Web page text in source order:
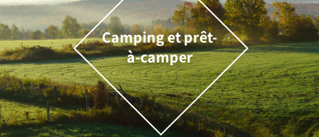
Camping et prêt-
à-camper